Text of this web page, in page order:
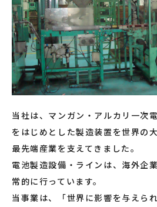
当社は、マンガン・アルカリ一次
をはじめとした製造装置を世界の
最先端産業を支えてきました。
電池製造設備・ラインは、海外企
常的に行っています。
当事業は、「世界に影響を与えら